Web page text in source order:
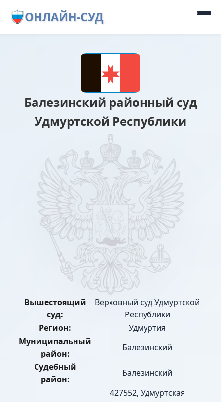
ОНЛАЙН-СУД
Балезинский районный суд
Удмуртской Республики
Вышестоящий
суд:
Верховный суд Удмуртской
Республики
Регион:
Удмуртия
Муниципальный
район:
Балезинский
Судебный
район:
Балезинский
427552, Удмуртская